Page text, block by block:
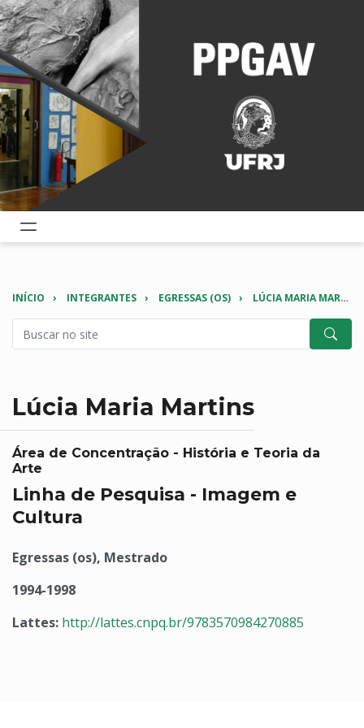
INÍCIO INTEGRANTES EGRESSAS (OS) LÚCIA MARIA MARTINS
Lúcia Maria Martins
Área de Concentração - História e Teoria da
Arte
Linha de Pesquisa - Imagem e
Cultura
Egressas (os), Mestrado
1994-1998
Lattes: http://lattes.cnpq.br/9783570984270885